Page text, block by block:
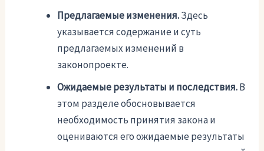
Предлагаемые изменения.Здесь
указывается содержание и суть
предлагаемых изменений в
законопроекте.
Ожидаемые результаты и последствия.В
этом разделе обосновывается
необходимость принятия закона и
оцениваются его ожидаемые результаты